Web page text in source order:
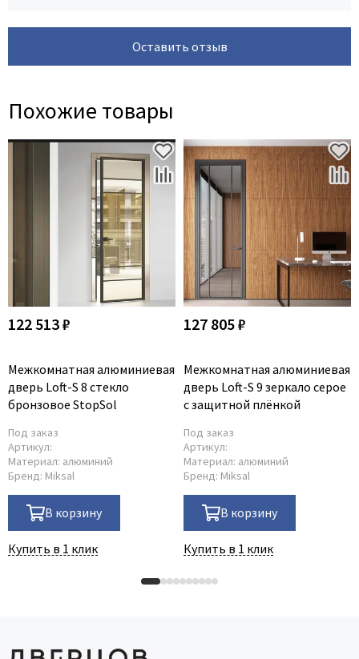
Оставить отзыв
Похожие товары
122 513 ₽
Межкомнатная алюминиевая
дверь Loft-S 8 стекло
бронзовое StopSol
Под заказ
Артикул:
Материал: алюминий
Бренд: Miksal
В корзину
Купить в 1 клик
127 805 ₽
Межкомнатная алюминиевая
дверь Loft-S 9 зеркало серое
с защитной плёнкой
Под заказ
Артикул:
Материал: алюминий
Бренд: Miksal
В корзину
Купить в 1 клик